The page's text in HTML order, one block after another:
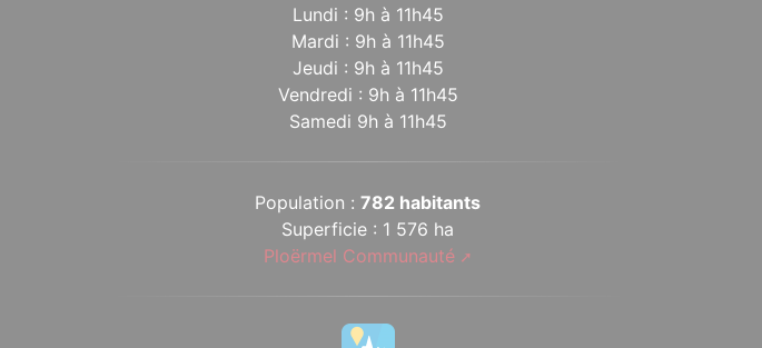
Lundi : 9h à 11h45
Mardi : 9h à 11h45
Jeudi : 9h à 11h45
Vendredi : 9h à 11h45
Samedi 9h à 11h45
Population :782 habitants
Superficie : 1 576 ha
Ploërmel Communauté